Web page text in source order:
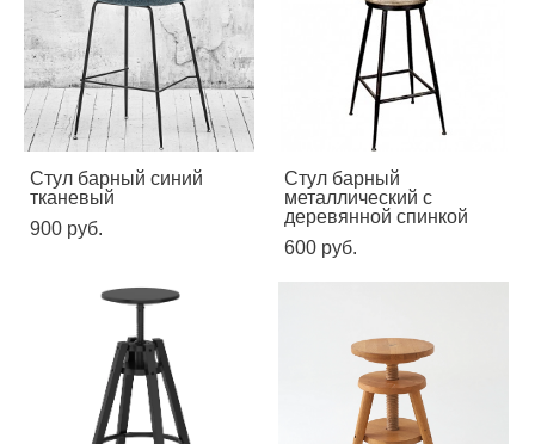
Стул барный синий
тканевый
900 pуб.
Стул барный
металлический с
деревянной спинкой
600 pуб.